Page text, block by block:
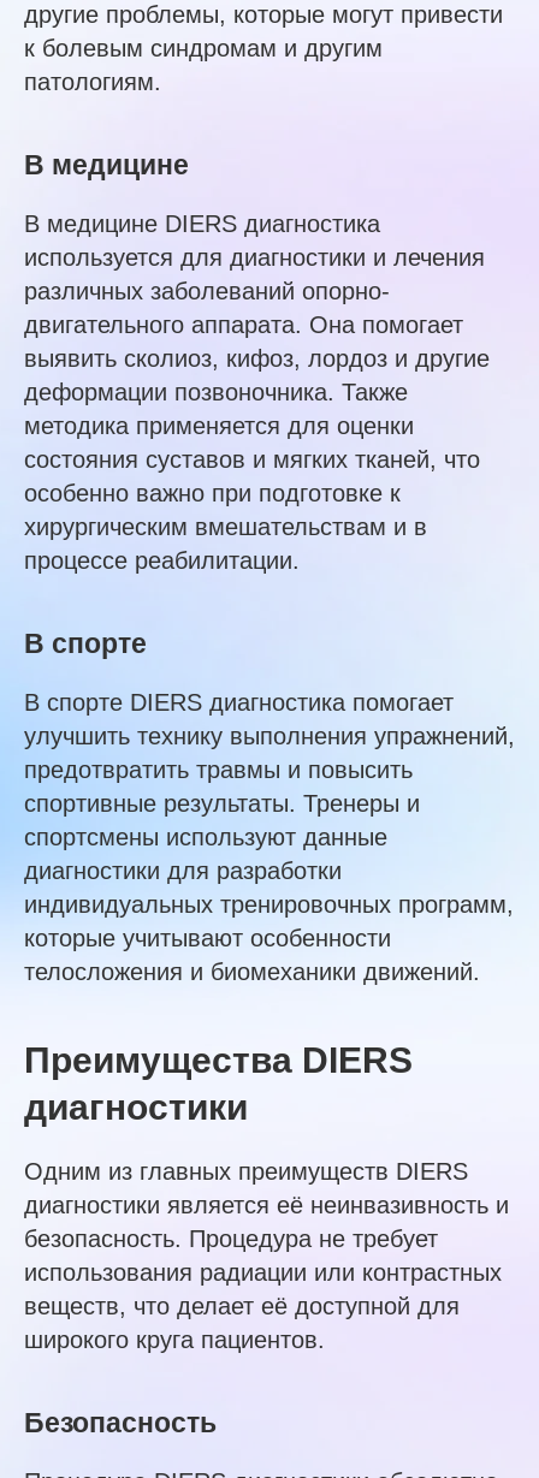
другие проблемы, которые могут привести
к болевым синдромам и другим
патологиям.
В медицине
В медицине DIERS диагностика
используется для диагностики и лечения
различных заболеваний опорно-
двигательного аппарата. Она помогает
выявить сколиоз, кифоз, лордоз и другие
деформации позвоночника. Также
методика применяется для оценки
состояния суставов и мягких тканей, что
особенно важно при подготовке к
хирургическим вмешательствам и в
процессе реабилитации.
В спорте
В спорте DIERS диагностика помогает
улучшить технику выполнения упражнений,
предотвратить травмы и повысить
спортивные результаты. Тренеры и
спортсмены используют данные
диагностики для разработки
индивидуальных тренировочных программ,
которые учитывают особенности
телосложения и биомеханики движений.
Преимущества DIERS
диагностики
Одним из главных преимуществ DIERS
диагностики является её неинвазивность и
безопасность. Процедура не требует
использования радиации или контрастных
веществ, что делает её доступной для
широкого круга пациентов.
Безопасность